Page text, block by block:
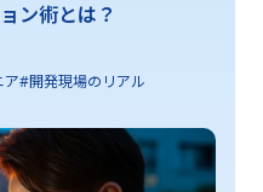
ン術とは？
ア#開発現場のリアル